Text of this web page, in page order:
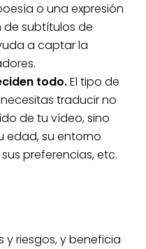
o una expresión
subtítulos de
a captar la
todo.El tipo de
traducir no
de tu vídeo, sino
edad, su entorno
preferencias, etc.
y riesgos, y beneficia